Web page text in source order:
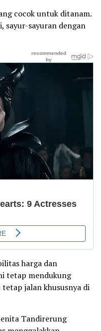
cocok untuk ditanam.
sayur-sayuran dengan
harga dan
tetap mendukung
jalan khususnya di
Tandirerung